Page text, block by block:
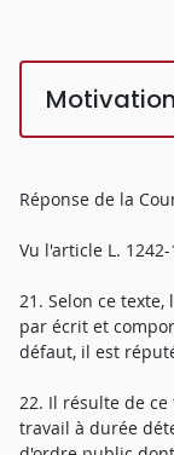
Motivation
Réponse de la
Vu l'article L.
21. Selon ce
par écrit et
défaut, il est
22. Il résulte de
travail à durée